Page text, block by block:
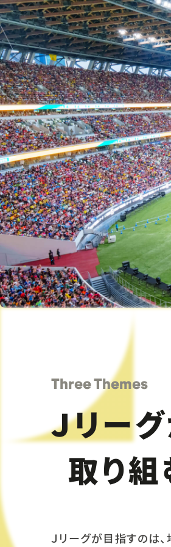
Three Themes
Ｊリー
取り組
Ｊリーグが目指すのは